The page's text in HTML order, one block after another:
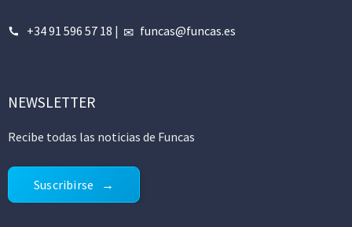
+34 91 596 57 18 | funcas@funcas.es
NEWSLETTER
Recibe todas las noticias de Funcas
Suscribirse